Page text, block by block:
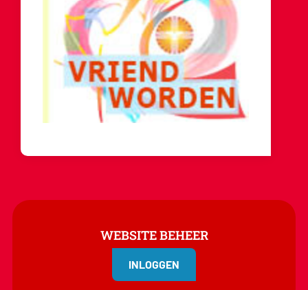
WEBSITE BEHEER
INLOGGEN